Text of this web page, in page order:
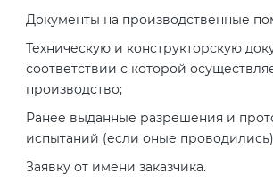
Документы на производственные
Техническую и конструкторскую
соответствии с которой
производство;
Ранее выданные разрешения и
испытаний (если оные
Заявку от имени заказчика.